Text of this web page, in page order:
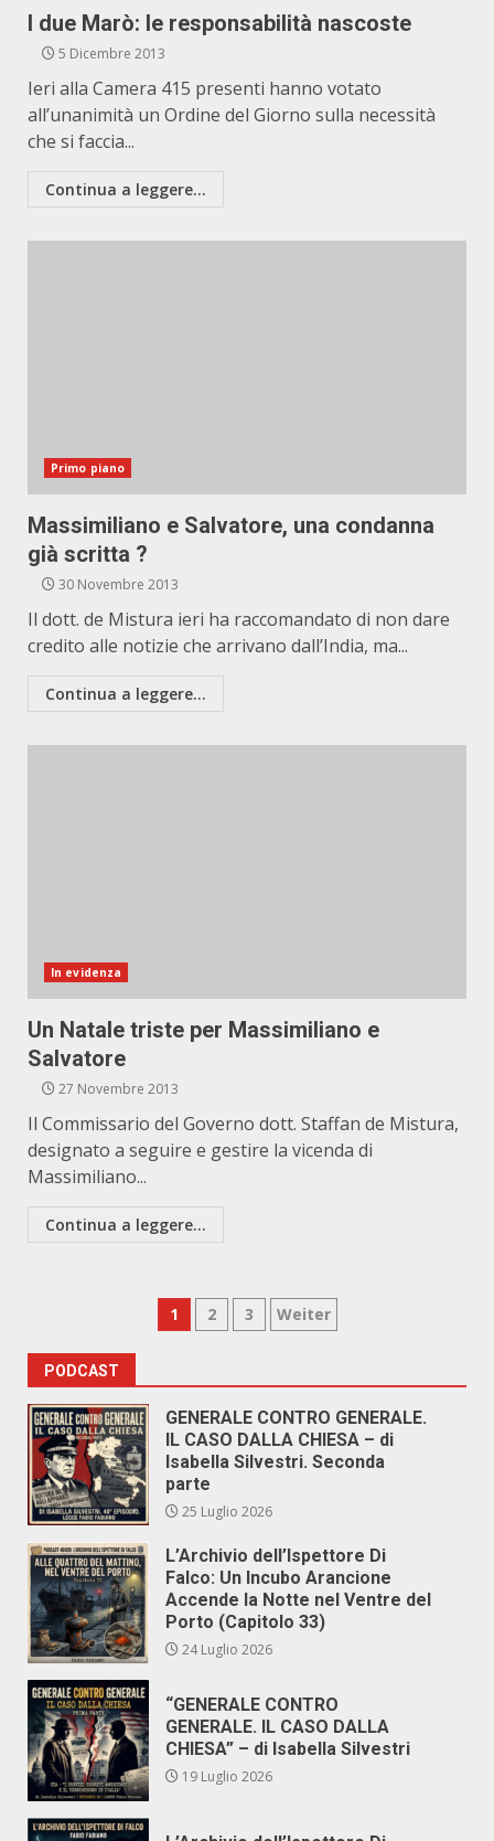
I due Marò: le responsabilità nascoste
5 Dicembre 2013
Ieri alla Camera 415 presenti hanno votato
all’unanimità un Ordine del Giorno sulla necessità
che si faccia...
Continua a leggere...
Primo piano
Massimiliano e Salvatore, una condanna
già scritta ?
30 Novembre 2013
Il dott. de Mistura ieri ha raccomandato di non dare
credito alle notizie che arrivano dall’India, ma...
Continua a leggere...
In evidenza
Un Natale triste per Massimiliano e
Salvatore
27 Novembre 2013
Il Commissario del Governo dott. Staffan de Mistura,
designato a seguire e gestire la vicenda di
Massimiliano...
Continua a leggere...
Paginazione
articoli
1 2 3 Weiter
PODCAST
GENERALE CONTRO GENERALE.
IL CASO DALLA CHIESA – di
Isabella Silvestri. Seconda
parte
25 Luglio 2026
L’Archivio dell’Ispettore Di
Falco: Un Incubo Arancione
Accende la Notte nel Ventre del
Porto (Capitolo 33)
24 Luglio 2026
“GENERALE CONTRO
GENERALE. IL CASO DALLA
CHIESA” – di Isabella Silvestri
19 Luglio 2026